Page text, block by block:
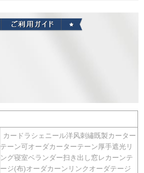
カードラシェニール洋风刺繡既製カーター
テーン可オーダカーターテーン厚手遮光リ
ング寝室ベランダー扫き出し窓レカーンテ
ージ(布)オーダカーンリンクオーダテージ